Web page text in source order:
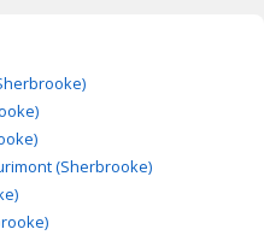
(Sherbrooke)